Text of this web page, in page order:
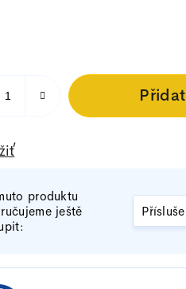
cena:
produktu
ještě